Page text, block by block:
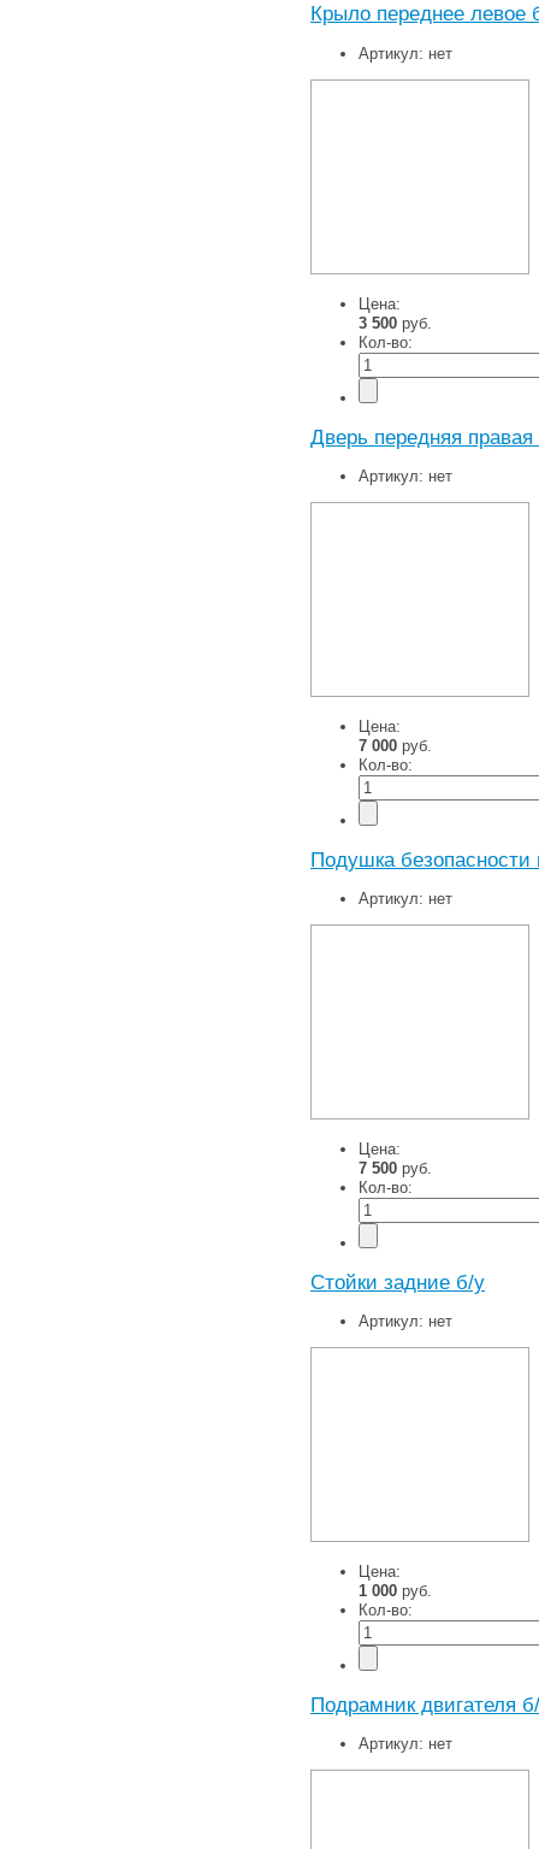
Крыло переднее левое
Артикул: нет
Цена:
3 500 руб.
Кол-во:
Дверь передняя
Артикул: нет
Цена:
7 000 руб.
Кол-во:
Подушка безопасности
Артикул: нет
Цена:
7 500 руб.
Кол-во:
Стойки задние б/у
Артикул: нет
Цена:
1 000 руб.
Кол-во:
Подрамник двигателя
Артикул: нет